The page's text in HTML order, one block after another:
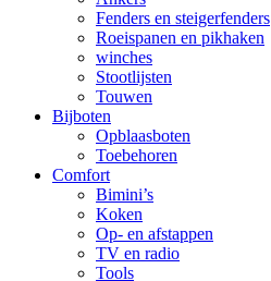
Fenders en steigerfenders
Roeispanen en pikhaken
winches
Stootlijsten
Touwen
Bijboten
Opblaasboten
Toebehoren
Comfort
Bimini’s
Koken
Op- en afstappen
TV en radio
Tools